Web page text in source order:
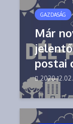
GAZDASÁG
Már
postai
2020.12.02.